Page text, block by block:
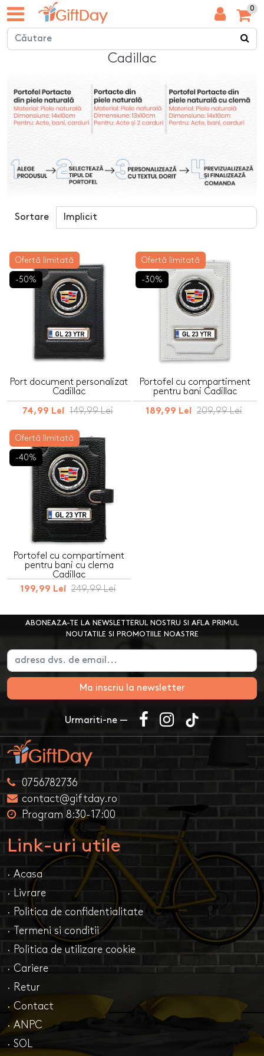
0
Cadillac
Sortare
Ofertă limitată
-50%
Port document personalizat
Cadillac
74,99 Lei 149,99 Lei
Ofertă limitată
-30%
Portofel cu compartiment
pentru bani Cadillac
189,99 Lei 209,99 Lei
Ofertă limitată
-40%
Portofel cu compartiment
pentru bani cu clema
Cadillac
199,99 Lei 249,99 Lei
ABONEAZA-TE LA NEWSLETTERUL NOSTRU SI AFLA PRIMUL
NOUTATILE SI PROMOTIILE NOASTRE
Ma inscriu la newsletter
Urmariti-ne —
0756782736
contact@giftday.ro
Program 8:30-17:00
Link-uri utile
· Acasa
· Livrare
· Politica de confidentialitate
· Termeni si conditii
· Politica de utilizare cookie
· Cariere
· Retur
· Contact
· ANPC
· SOL